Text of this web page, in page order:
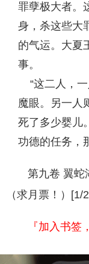
罪孽极大者。
身，杀这些
的气运。大夏
事。
“这二人，一
魔眼。另一人
死了多少婴儿
功德的任务，
第九卷 翼蛇
（求月票！）[1/
『加入书签